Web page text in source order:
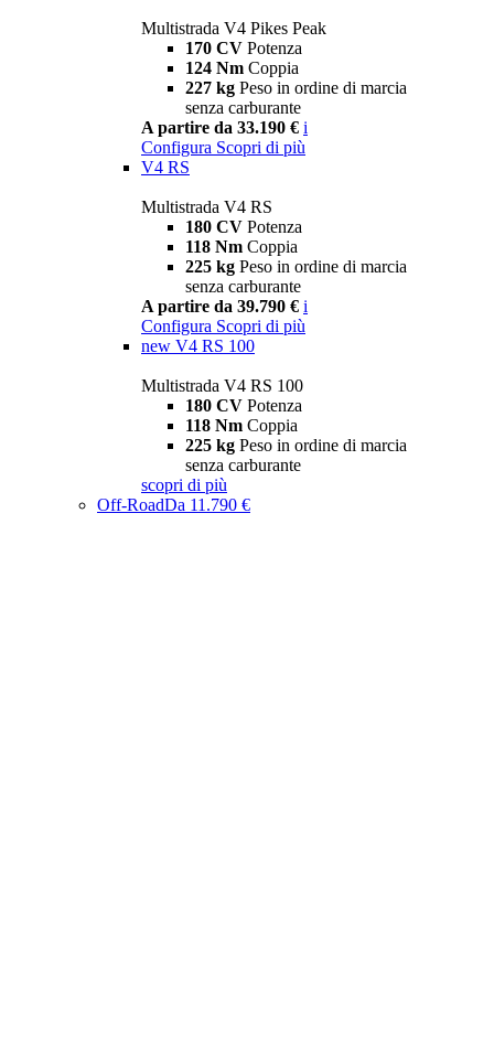
Multistrada V4 Pikes Peak
170 CV Potenza
124 Nm Coppia
227 kg Peso in ordine di marcia
senza carburante
A partire da 33.190 € i
Configura Scopri di più
V4 RS
Multistrada V4 RS
180 CV Potenza
118 Nm Coppia
225 kg Peso in ordine di marcia
senza carburante
A partire da 39.790 € i
Configura Scopri di più
new V4 RS 100
Multistrada V4 RS 100
180 CV Potenza
118 Nm Coppia
225 kg Peso in ordine di marcia
senza carburante
scopri di più
Off-RoadDa 11.790 €